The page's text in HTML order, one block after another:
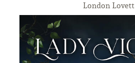
London Lovett